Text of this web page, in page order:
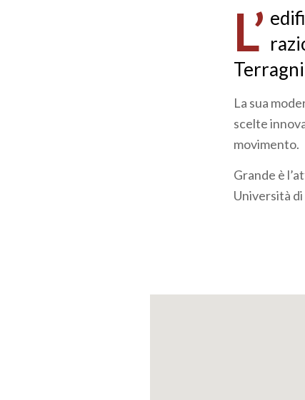
L’
La sua
scelte
movimento.
Grande è
Università